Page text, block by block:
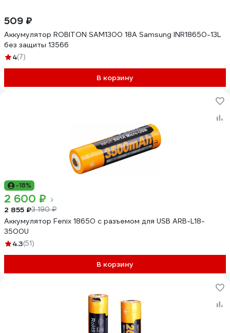
509 ₽
Аккумулятор ROBITON SAM1300 18А Samsung INR18650-13L
без защиты 13566
4(7)
В корзину
-18%
2 600 ₽
2 855 ₽3 190 ₽
Аккумулятор Fenix 18650 с разъемом для USB ARB-L18-
3500U
4.3(51)
В корзину